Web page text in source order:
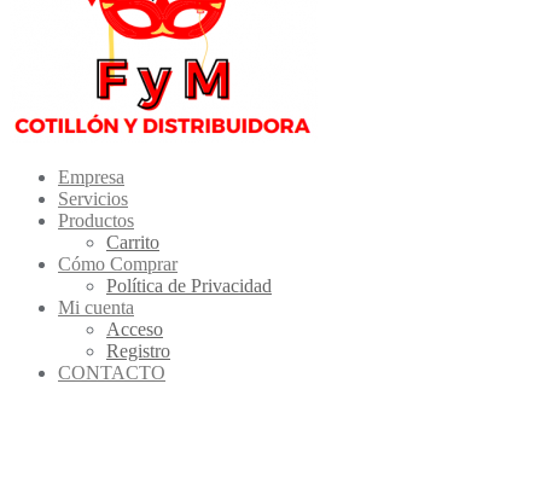
Empresa
Servicios
Productos
Carrito
Cómo Comprar
Política de Privacidad
Mi cuenta
Acceso
Registro
CONTACTO